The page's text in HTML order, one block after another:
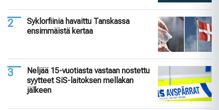
Syklorfiinia havaittu Tanskassa
ensimmäistä kertaa
Neljää 15-vuotiasta vastaan nostettu
syytteet SiS-laitoksen mellakan
jälkeen